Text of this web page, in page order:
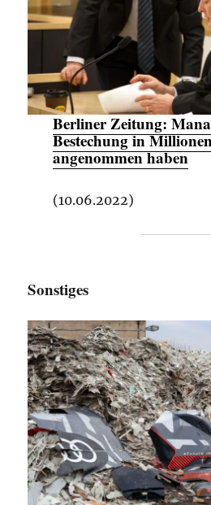
Berliner Zeitung:
Bestechung in
angenommen haben
(10.06.2022)
Sonstiges